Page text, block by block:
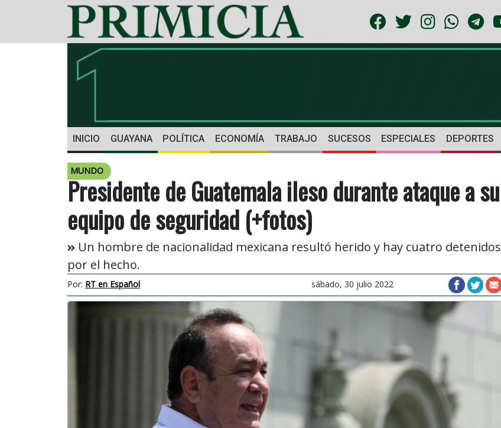
INICIO GUAYANA POLÍTICA ECONOMÍA TRABAJO SUCESOS ESPECIALES DEPORTES
MUNDO
Presidente de Guatemala ileso durante ataque a su
equipo de seguridad (+fotos)
Un hombre de nacionalidad mexicana resultó herido y hay cuatro detenidos
por el hecho.
Por: RT en Español sábado, 30 julio 2022